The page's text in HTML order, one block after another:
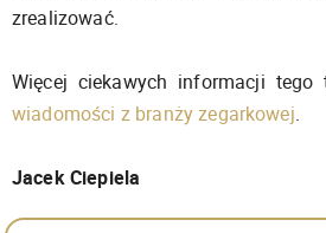
zrealizować.
Więcej ciekawych informacji tego
wiadomości z branży zegarkowej.
Jacek Ciepiela